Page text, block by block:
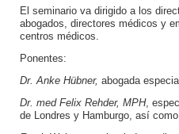
El seminario va dirigido a los
abogados, directores médicos y
centros médicos.
Ponentes:
Dr. Anke Hübner, abogada
Dr. med Felix Rehder, MPH,
de Londres y Hamburgo, así